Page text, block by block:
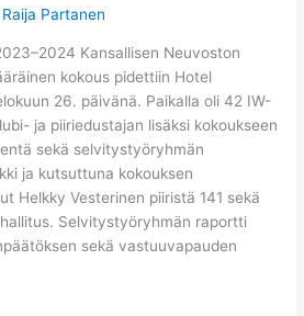
Raija Partanen
Kansallisen Neuvoston
kokous pidettiin Hotel
26. päivänä. Paikalla oli 42 IW-
ja piiriedustajan lisäksi kokoukseen
sekä selvitystyöryhmän
ja kutsuttuna kokouksen
Helkky Vesterinen piiristä 141 sekä
Selvitystyöryhmän raportti
sekä vastuuvapauden